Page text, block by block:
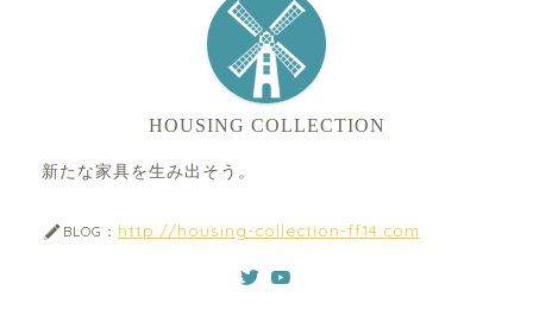
HOUSING COLLECTION
新たな家具を生み出そう。
BLOG： http://housing-collection-ff14.com